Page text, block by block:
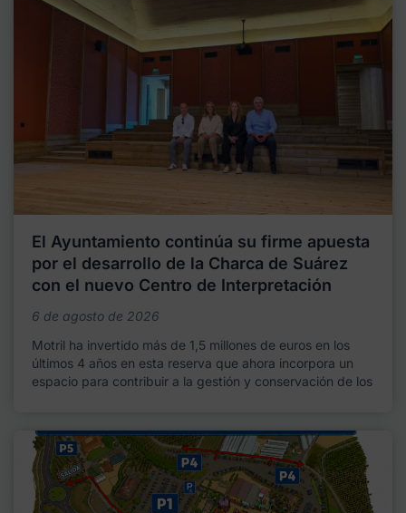
El Ayuntamiento continúa su firme apuesta
por el desarrollo de la Charca de Suárez
con el nuevo Centro de Interpretación
6 de agosto de 2026
Motril ha invertido más de 1,5 millones de euros en los
últimos 4 años en esta reserva que ahora incorpora un
espacio para contribuir a la gestión y conservación de los